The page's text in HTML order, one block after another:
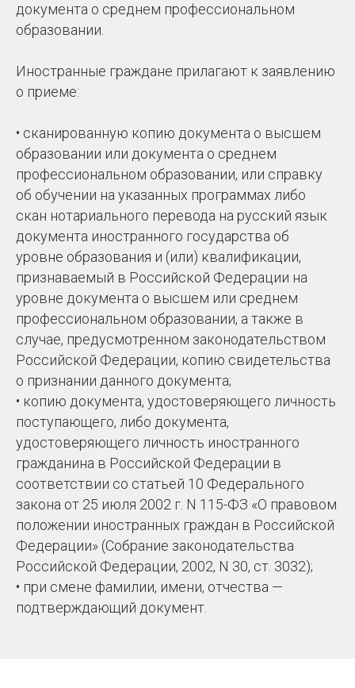
документа о среднем профессиональном
образовании.
Иностранные граждане прилагают к заявлению
о приеме:
• сканированную копию документа о высшем
образовании или документа о среднем
профессиональном образовании, или справку
об обучении на указанных программах либо
скан нотариального перевода на русский язык
документа иностранного государства об
уровне образования и (или) квалификации,
признаваемый в Российской Федерации на
уровне документа о высшем или среднем
профессиональном образовании, а также в
случае, предусмотренном законодательством
Российской Федерации, копию свидетельства
о признании данного документа;
• копию документа, удостоверяющего личность
поступающего, либо документа,
удостоверяющего личность иностранного
гражданина в Российской Федерации в
соответствии со статьей 10 Федерального
закона от 25 июля 2002 г. N 115-ФЗ «О правовом
положении иностранных граждан в Российской
Федерации» (Собрание законодательства
Российской Федерации, 2002, N 30, ст. 3032);
• при смене фамилии, имени, отчества —
подтверждающий документ.